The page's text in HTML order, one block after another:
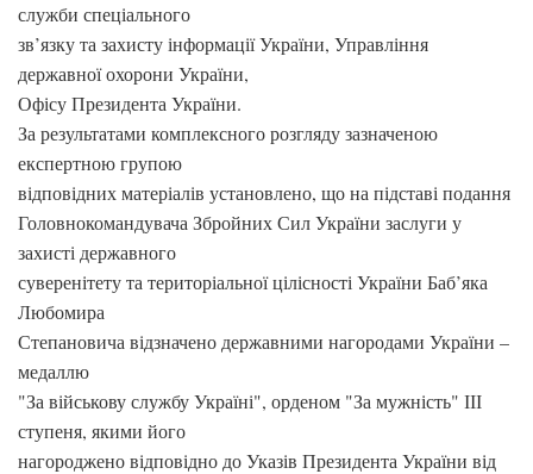
служби спеціального
зв’язку та захисту інформації України, Управління
державної охорони України,
Офісу Президента України.
За результатами комплексного розгляду зазначеною
експертною групою
відповідних матеріалів установлено, що на підставі подання
Головнокомандувача Збройних Сил України заслуги у
захисті державного
суверенітету та територіальної цілісності України Баб’яка
Любомира
Степановича відзначено державними нагородами України –
медаллю
"За військову службу Україні", орденом "За мужність" ІІІ
ступеня, якими його
нагороджено відповідно до Указів Президента України від